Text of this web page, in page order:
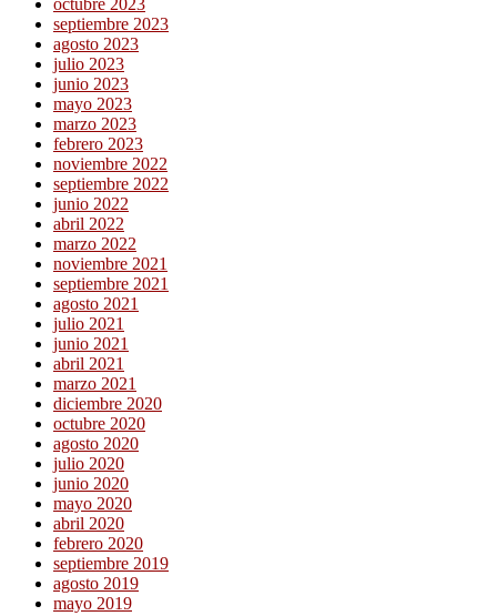
octubre 2023
septiembre 2023
agosto 2023
julio 2023
junio 2023
mayo 2023
marzo 2023
febrero 2023
noviembre 2022
septiembre 2022
junio 2022
abril 2022
marzo 2022
noviembre 2021
septiembre 2021
agosto 2021
julio 2021
junio 2021
abril 2021
marzo 2021
diciembre 2020
octubre 2020
agosto 2020
julio 2020
junio 2020
mayo 2020
abril 2020
febrero 2020
septiembre 2019
agosto 2019
mayo 2019